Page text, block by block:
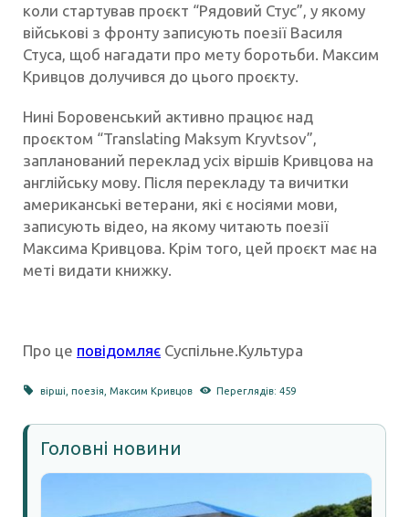
коли стартував проєкт “Рядовий Стус”, у якому
військові з фронту записують поезії Василя
Стуса, щоб нагадати про мету боротьби. Максим
Кривцов долучився до цього проєкту.
Нині Боровенський активно працює над
проєктом “Translating Maksym Kryvtsov”,
запланований переклад усіх віршів Кривцова на
англійську мову. Після перекладу та вичитки
американські ветерани, які є носіями мови,
записують відео, на якому читають поезії
Максима Кривцова. Крім того, цей проєкт має на
меті видати книжку.
Про це повідомляє Суспільне.Культура
вірші ,поезія ,Максим Кривцов Переглядів: 459
Головні новини